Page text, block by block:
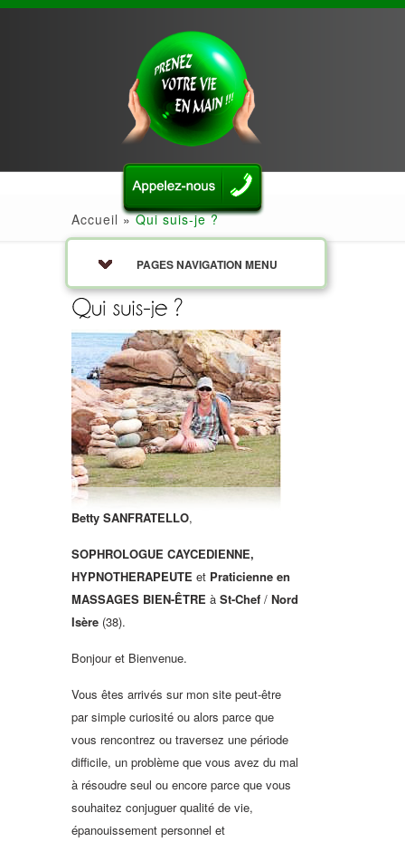
PAGES NAVIGATION MENU
Accueil »Qui suis-je ?
Betty SANFRATELLO,
SOPHROLOGUE CAYCEDIENNE,
HYPNOTHERAPEUTE et Praticienne en
MASSAGES BIEN-ÊTRE à St-Chef / Nord
Isère (38).
Bonjour et Bienvenue.
Vous êtes arrivés sur mon site peut-être
par simple curiosité ou alors parce que
vous rencontrez ou traversez une période
difficile, un problème que vous avez du mal
à résoudre seul ou encore parce que vous
souhaitez conjuguer qualité de vie,
épanouissement personnel et